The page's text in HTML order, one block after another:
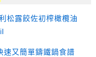
松露餃佐初榨橄欖油
速又簡單鑄鐵鍋食譜